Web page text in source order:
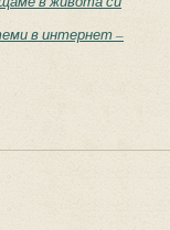
в интернет –